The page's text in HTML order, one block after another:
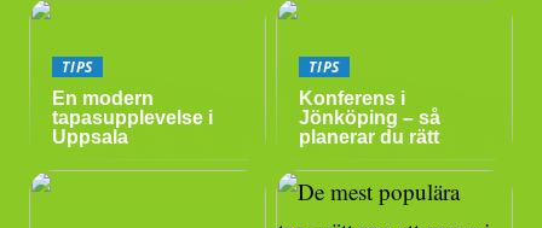
TIPS
En modern
tapasupplevelse i
Uppsala
TIPS
Konferens i
Jönköping – så
planerar du rätt